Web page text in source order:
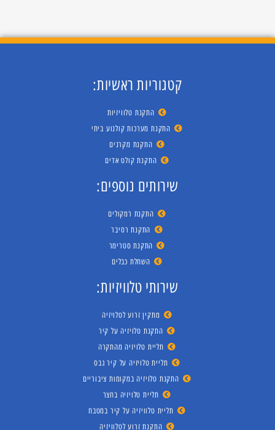
קטגוריות ראשיות:
התקנת טלוויזיות
התקנת מערכות קולנוע ביתי
התקנת מקרנים
התקנת קולט אדים
שירותים נוספים:
התקנת רמקולים
התקנת רסיבר
התקנת סטרימר
השחלת כבלים
שירותי טלוויזיות:
מתקין זרוע לטלויזיה
התקנת טלויזיה על קיר
תליית טלויזיה מהתקרה
תליית טלויזיה על קיר גבס
התקנת טלויזיה במקומות ציבוריים
תליית טלויזיה בחצר
תליית טלוויזיה על קיר במטבח
התקנת זרוע לטלוויזיה